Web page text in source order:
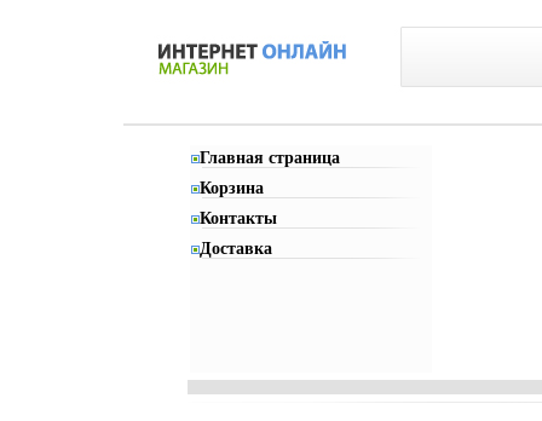
Главная страница
Корзина
Контакты
Доставка